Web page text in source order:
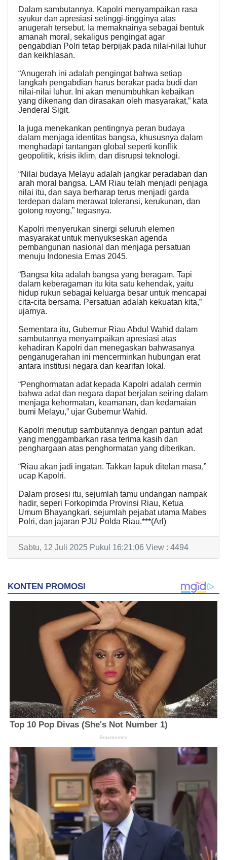
Dalam sambutannya, Kapolri menyampaikan rasa
syukur dan apresiasi setinggi-tingginya atas
anugerah tersebut. Ia memaknainya sebagai bentuk
amanah moral, sekaligus pengingat agar
pengabdian Polri tetap berpijak pada nilai-nilai luhur
dan keikhlasan.
“Anugerah ini adalah pengingat bahwa setiap
langkah pengabdian harus berakar pada budi dan
nilai-nilai luhur. Ini akan menumbuhkan kebaikan
yang dikenang dan dirasakan oleh masyarakat,” kata
Jenderal Sigit.
Ia juga menekankan pentingnya peran budaya
dalam menjaga identitas bangsa, khususnya dalam
menghadapi tantangan global seperti konflik
geopolitik, krisis iklim, dan disrupsi teknologi.
“Nilai budaya Melayu adalah jangkar peradaban dan
arah moral bangsa. LAM Riau telah menjadi penjaga
nilai itu, dan saya berharap terus menjadi garda
terdepan dalam merawat toleransi, kerukunan, dan
gotong royong,” tegasnya.
Kapolri menyerukan sinergi seluruh elemen
masyarakat untuk menyukseskan agenda
pembangunan nasional dan menjaga persatuan
menuju Indonesia Emas 2045.
“Bangsa kita adalah bangsa yang beragam. Tapi
dalam keberagaman itu kita satu kehendak, yaitu
hidup rukun sebagai keluarga besar untuk mencapai
cita-cita bersama. Persatuan adalah kekuatan kita,”
ujarnya.
Sementara itu, Gubernur Riau Abdul Wahid dalam
sambutannya menyampaikan apresiasi atas
kehadiran Kapolri dan menegaskan bahwasanya
penganugerahan ini mencerminkan hubungan erat
antara institusi negara dan kearifan lokal.
“Penghormatan adat kepada Kapolri adalah cermin
bahwa adat dan negara dapat berjalan seiring dalam
menjaga kehormatan, keamanan, dan kedamaian
bumi Melayu,” ujar Gubernur Wahid.
Kapolri menutup sambutannya dengan pantun adat
yang menggambarkan rasa terima kasih dan
penghargaan atas penghormatan yang diberikan.
“Riau akan jadi ingatan. Takkan lapuk ditelan masa,”
ucap Kapolri.
Dalam prosesi itu, sejumlah tamu undangan nampak
hadir, seperi Forkopimda Provinsi Riau, Ketua
Umum Bhayangkari, sejumlah pejabat utama Mabes
Polri, dan jajaran PJU Polda Riau.***(Arl)
Sabtu, 12 Juli 2025 Pukul 16:21:06 View : 4494